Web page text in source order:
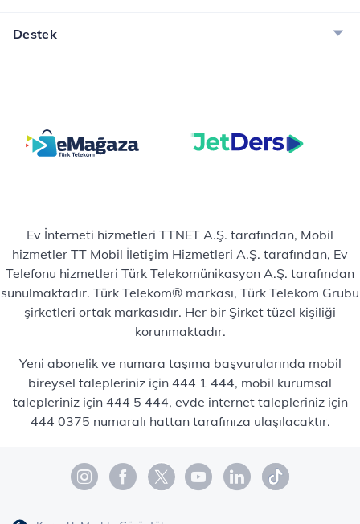
Destek
Ev İnterneti hizmetleri TTNET A.Ş. tarafından, Mobil
hizmetler TT Mobil İletişim Hizmetleri A.Ş. tarafından, Ev
Telefonu hizmetleri Türk Telekomünikasyon A.Ş. tarafından
sunulmaktadır. Türk Telekom® markası, Türk Telekom Grubu
şirketleri ortak markasıdır. Her bir Şirket tüzel kişiliği
korunmaktadır.
Yeni abonelik ve numara taşıma başvurularında mobil
bireysel talepleriniz için 444 1 444, mobil kurumsal
talepleriniz için 444 5 444, evde internet talepleriniz için
444 0375 numaralı hattan tarafınıza ulaşılacaktır.